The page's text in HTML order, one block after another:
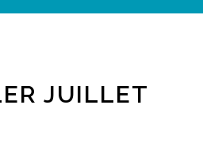
JUILLET